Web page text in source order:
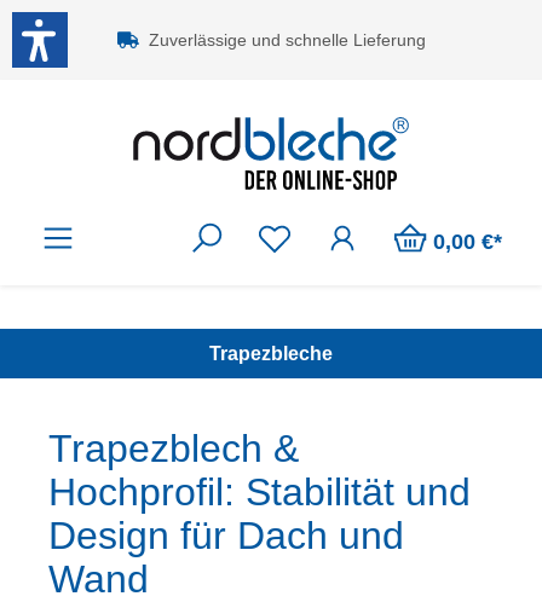
Zum Hauptinhalt springen
Zuverlässige und schnelle Lieferung
0,00 €*
Trapezbleche
Trapezblech &
Hochprofil: Stabilität und
Design für Dach und
Wand